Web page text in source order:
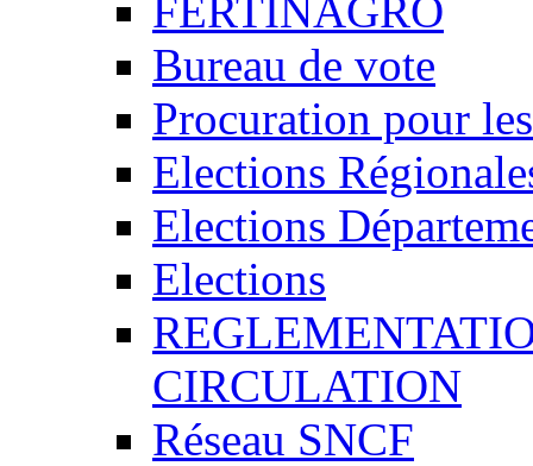
FERTINAGRO
Bureau de vote
Procuration pour
Elections
Elections
Elections
CIRCULATION
Réseau SNCF